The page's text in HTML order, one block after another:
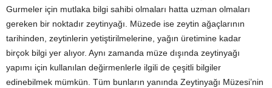
Gurmeler için mutlaka bilgi sahibi olmaları hatta uzman olmaları
gereken bir noktadır zeytinyağı. Müzede ise zeytin ağaçlarının
tarihinden, zeytinlerin yetiştirilmelerine, yağın üretimine kadar
birçok bilgi yer alıyor. Aynı zamanda müze dışında zeytinyağı
yapımı için kullanılan değirmenlerle ilgili de çeşitli bilgiler
edinebilmek mümkün. Tüm bunların yanında Zeytinyağı Müzesi’nin